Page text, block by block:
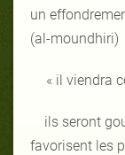
un
(al-moundhiri)
« il viendra
ils seront
favorisent les